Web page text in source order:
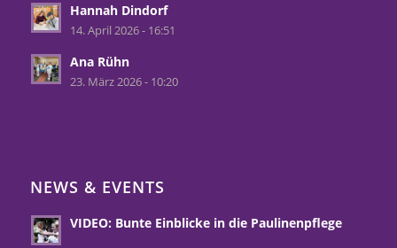
Hannah Dindorf
14. April 2026 - 16:51
Ana Rühn
23. März 2026 - 10:20
NEWS & EVENTS
VIDEO: Bunte Einblicke in die Paulinenpflege